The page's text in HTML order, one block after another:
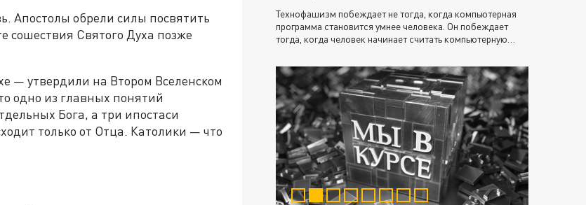
Апостолы обрели силы посвятить
сошествия Святого Духа позже
— утвердили на Втором Вселенском
одно из главных понятий
Бога, а три ипостаси
только от Отца. Католики — что
Технофашизм побеждает не тогда, когда компьютерная
программа становится умнее человека. Он побеждает
тогда, когда человек начинает считать компьютерную